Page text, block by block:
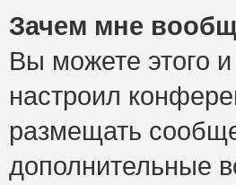
Зачем мне
Вы можете этого
настроил
размещать
дополнительные